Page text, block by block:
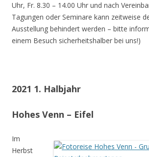
Uhr, Fr. 8.30 – 14.00 Uhr und nach
Tagungen oder Seminare kann zeitweise
Ausstellung behindert werden – bitte
einem Besuch sicherheitshalber bei uns!)
2021 1. Halbjahr
Hohes Venn – Eifel
Im
Herbst